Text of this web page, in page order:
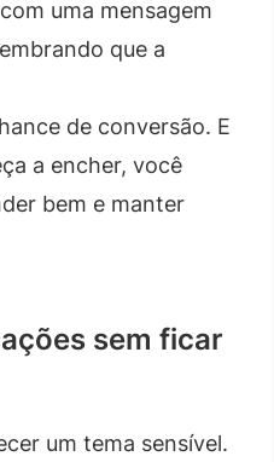
uma mensagem
que a
de conversão. E
a encher, você
bem e manter
sem ficar
um tema sensível.